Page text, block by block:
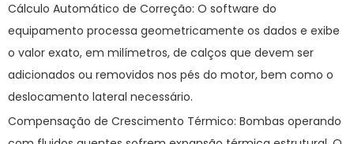
Cálculo Automático de Correção: O software do
equipamento processa geometricamente os dados e exibe
o valor exato, em milímetros, de calços que devem ser
adicionados ou removidos nos pés do motor, bem como o
deslocamento lateral necessário.
Compensação de Crescimento Térmico: Bombas operando